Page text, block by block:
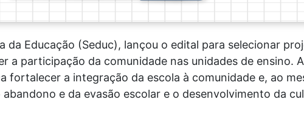
da Educação (Seduc), lançou o edital para selecionar
a participação da comunidade nas unidades de ensino.
fortalecer a integração da escola à comunidade e, ao
e da evasão escolar e o desenvolvimento da